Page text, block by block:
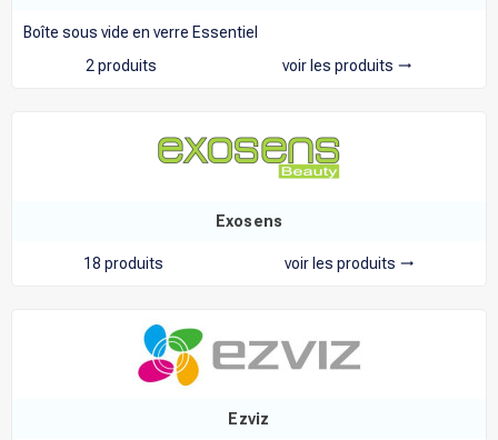
Boîte sous vide en verre Essentiel
2 produits
voir les produits trending_flat
Exosens
18 produits voir les produits trending_flat
Ezviz